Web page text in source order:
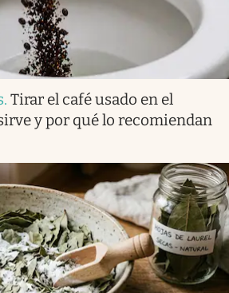
. Tirar el café usado en el
y por qué lo recomiendan